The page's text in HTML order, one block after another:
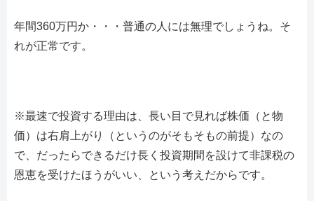
年間360万円か・・・普通の人には無理でしょうね。そ
れが正常です。
※最速で投資する理由は、長い目で見れば株価（と物
価）は右肩上がり（というのがそもそもの前提）なの
で、だったらできるだけ長く投資期間を設けて非課税の
恩恵を受けたほうがいい、という考えだからです。